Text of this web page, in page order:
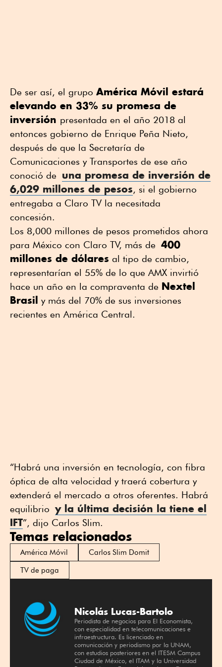
De ser así, el grupo América Móvil estará
elevando en 33% su promesa de
inversión presentada en el año 2018 al
entonces gobierno de Enrique Peña Nieto,
después de que la Secretaría de
Comunicaciones y Transportes de ese año
conoció de una promesa de inversión de
6,029 millones de pesos, si el gobierno
entregaba a Claro TV la necesitada
concesión.
Los 8,000 millones de pesos prometidos ahora
para México con Claro TV, más de 400
millones de dólares al tipo de cambio,
representarían el 55% de lo que AMX invirtió
hace un año en la compraventa de Nextel
Brasil y más del 70% de sus inversiones
recientes en América Central.
“Habrá una inversión en tecnología, con fibra
óptica de alta velocidad y traerá cobertura y
extenderá el mercado a otros oferentes. Habrá
equilibrio y la última decisión la tiene el
IFT”, dijo Carlos Slim.
Temas relacionados
América Móvil
Carlos Slim Domit
TV de paga
Nicolás Lucas-Bartolo
Periodista de negocios para El Economista,
con especialidad en telecomunicaciones e
infraestructura. Es licenciado en
comunicación y periodismo por la UNAM,
con estudios posteriores en el ITESM Campus
Ciudad de México, el ITAM y la Universidad